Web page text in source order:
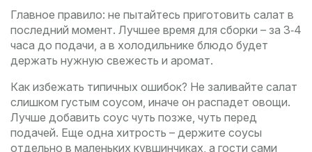
Главное правило: не пытайтесь приготовить салат в
последний момент. Лучшее время для сборки – за 3‑4
часа до подачи, а в холодильнике блюдо будет
держать нужную свежесть и аромат.
Как избежать типичных ошибок? Не заливайте салат
слишком густым соусом, иначе он распадет овощи.
Лучше добавить соус чуть позже, чуть перед
подачей. Еще одна хитрость – держите соусы
отдельно в маленьких кувшинчиках, а гости сами